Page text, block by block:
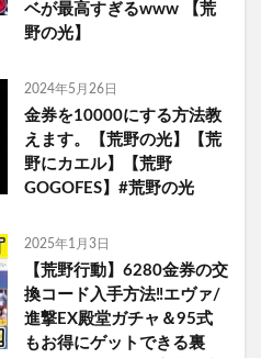
ベが最高すぎるwww 【荒
野の光】
2024年5月26日
金券を10000にする方法教
えます。【荒野の光】【荒
野にカエル】【荒野
GOGOFES】#荒野の光
2025年1月3日
【荒野行動】6280金券の交
換コード入手方法‼エヴァ/
進撃EX殿堂ガチャ＆95式
もお得にゲットできる裏